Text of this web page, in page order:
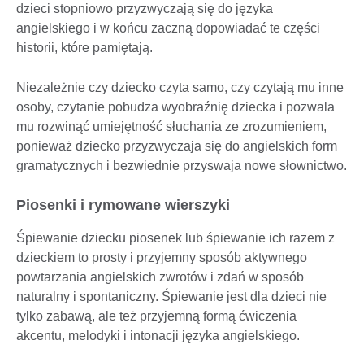
dzieci stopniowo przyzwyczają się do języka
angielskiego i w końcu zaczną dopowiadać te części
historii, które pamiętają.
Niezależnie czy dziecko czyta samo, czy czytają mu inne
osoby, czytanie pobudza wyobraźnię dziecka i pozwala
mu rozwinąć umiejętność słuchania ze zrozumieniem,
ponieważ dziecko przyzwyczaja się do angielskich form
gramatycznych i bezwiednie przyswaja nowe słownictwo.
Piosenki i rymowane wierszyki
Śpiewanie dziecku piosenek lub śpiewanie ich razem z
dzieckiem to prosty i przyjemny sposób aktywnego
powtarzania angielskich zwrotów i zdań w sposób
naturalny i spontaniczny. Śpiewanie jest dla dzieci nie
tylko zabawą, ale też przyjemną formą ćwiczenia
akcentu, melodyki i intonacji języka angielskiego.